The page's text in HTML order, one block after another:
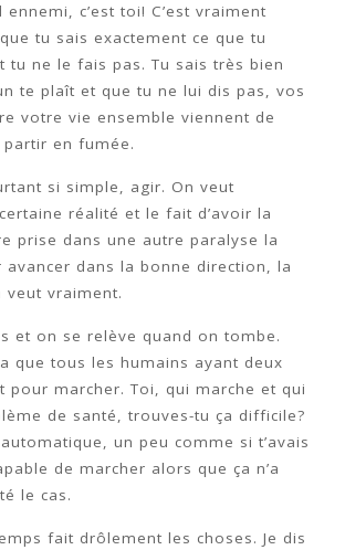
c’est toi! C’est vraiment
tu sais exactement ce que tu
tu ne le fais pas. Tu sais très bien
te plaît et que tu ne lui dis pas, vos
votre vie ensemble viennent de
en fumée.
si simple, agir. On veut
réalité et le fait d’avoir la
prise dans une autre paralyse la
dans la bonne direction, la
veut vraiment.
et on se relève quand on tombe.
que tous les humains ayant deux
pour marcher. Toi, qui marche et qui
de santé, trouves-tu ça difficile?
automatique, un peu comme si t’avais
de marcher alors que ça n’a
le cas.
fait drôlement les choses. Je dis